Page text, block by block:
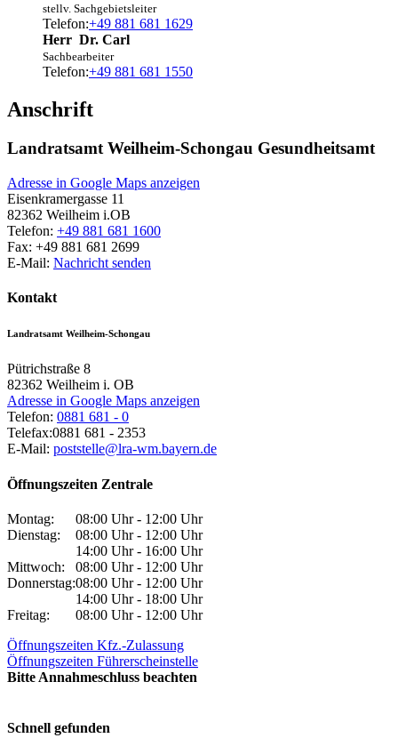
stellv. Sachgebietsleiter
Telefon:+49 881 681 1629
Herr Dr. Carl
Sachbearbeiter
Telefon:+49 881 681 1550
Anschrift
Landratsamt Weilheim-Schongau Gesundheitsamt
Adresse in Google Maps anzeigen
Eisenkramergasse 11
82362 Weilheim i.OB
Telefon: +49 881 681 1600
Fax: +49 881 681 2699
E-Mail: Nachricht senden
Kontakt
Landratsamt Weilheim-Schongau
Pütrichstraße 8
82362 Weilheim i. OB
Adresse in Google Maps anzeigen
Telefon: 0881 681 - 0
Telefax:0881 681 - 2353
E-Mail: poststelle@lra-wm.bayern.de
Öffnungszeiten Zentrale
Montag:
08:00 Uhr - 12:00 Uhr
Dienstag:
08:00 Uhr - 12:00 Uhr
14:00 Uhr - 16:00 Uhr
Mittwoch:
08:00 Uhr - 12:00 Uhr
Donnerstag:08:00 Uhr - 12:00 Uhr
14:00 Uhr - 18:00 Uhr
Freitag:
08:00 Uhr - 12:00 Uhr
Öffnungszeiten Kfz.-Zulassung
Öffnungszeiten Führerscheinstelle
Bitte Annahmeschluss beachten
Schnell gefunden